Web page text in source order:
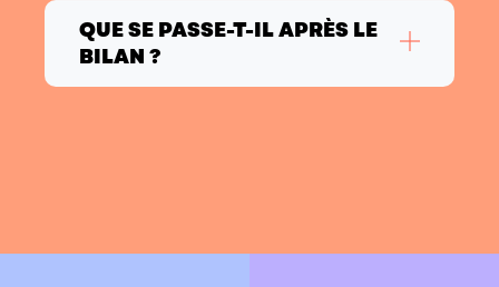
QUE SE PASSE-T-IL APRÈS LE
BILAN ?